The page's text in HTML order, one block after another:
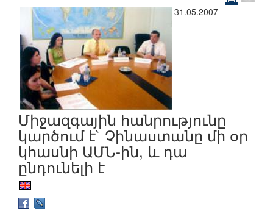
31.05.2007
Միջազգային հանրությունը
կարծում է` Չինաստանը մի օր
կհասնի ԱՄՆ-ին, և դա
ընդունելի է